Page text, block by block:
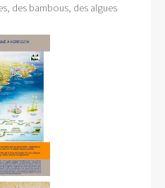
des bambous, des algues